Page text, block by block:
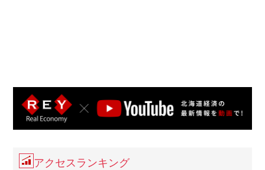
アクセスランキング